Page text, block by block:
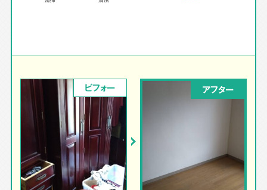
ビフォー アフター